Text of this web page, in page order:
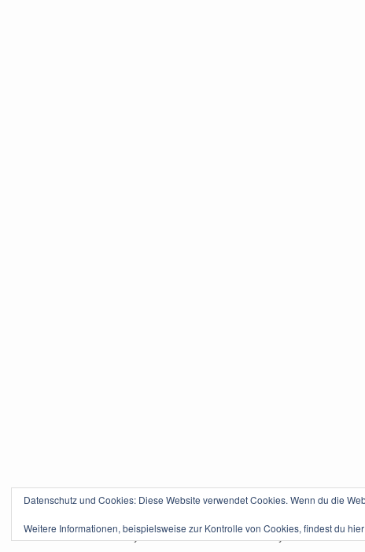
Datenschutz und Cookies: Diese Website verwendet Cookies. Wenn du die
Weitere Informationen, beispielsweise zur Kontrolle von Cookies, findest du
Powered byWordPress. Theme Tikva byRalf Geschke.